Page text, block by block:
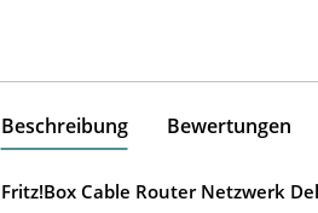
Beschreibung Bewertungen
Fritz!Box Cable Router Netzwerk